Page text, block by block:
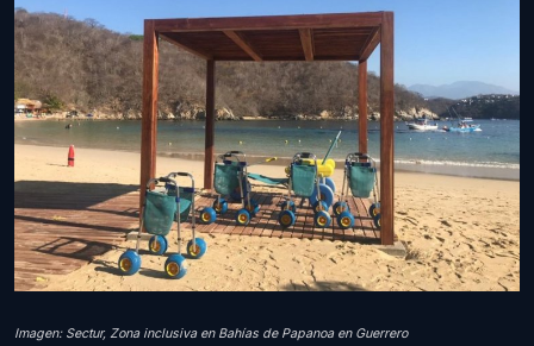
Imagen: Sectur, Zona inclusiva en Bahías de Papanoa en Guerrero